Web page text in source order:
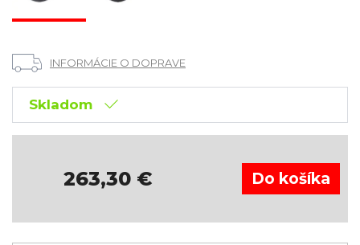
INFORMÁCIE O DOPRAVE
Skladom
263,30 €